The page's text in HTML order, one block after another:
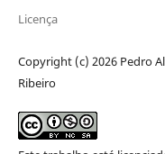
Licença
Copyright (c) 2026 Pedro
Ribeiro